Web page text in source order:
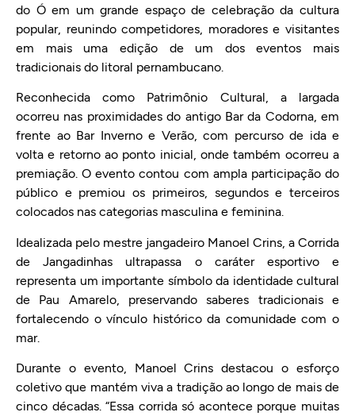
do Ó em um grande espaço de celebração da cultura
popular, reunindo competidores, moradores e visitantes
em mais uma edição de um dos eventos mais
tradicionais do litoral pernambucano.
Reconhecida como Patrimônio Cultural, a largada
ocorreu nas proximidades do antigo Bar da Codorna, em
frente ao Bar Inverno e Verão, com percurso de ida e
volta e retorno ao ponto inicial, onde também ocorreu a
premiação. O evento contou com ampla participação do
público e premiou os primeiros, segundos e terceiros
colocados nas categorias masculina e feminina.
Idealizada pelo mestre jangadeiro Manoel Crins, a Corrida
de Jangadinhas ultrapassa o caráter esportivo e
representa um importante símbolo da identidade cultural
de Pau Amarelo, preservando saberes tradicionais e
fortalecendo o vínculo histórico da comunidade com o
mar.
Durante o evento, Manoel Crins destacou o esforço
coletivo que mantém viva a tradição ao longo de mais de
cinco décadas. “Essa corrida só acontece porque muitas